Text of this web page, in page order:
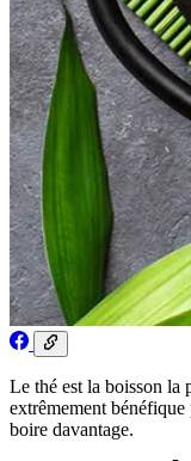
Le thé est la boisson la
extrêmement
boire davantage.